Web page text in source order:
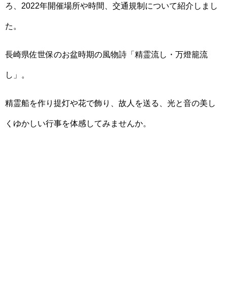
ろ、2022年開催場所や時間、交通規制について紹介しまし
た。
長崎県佐世保のお盆時期の風物詩「精霊流し・万燈籠流
し」。
精霊船を作り提灯や花で飾り、故人を送る、光と音の美し
くゆかしい行事を体感してみませんか。